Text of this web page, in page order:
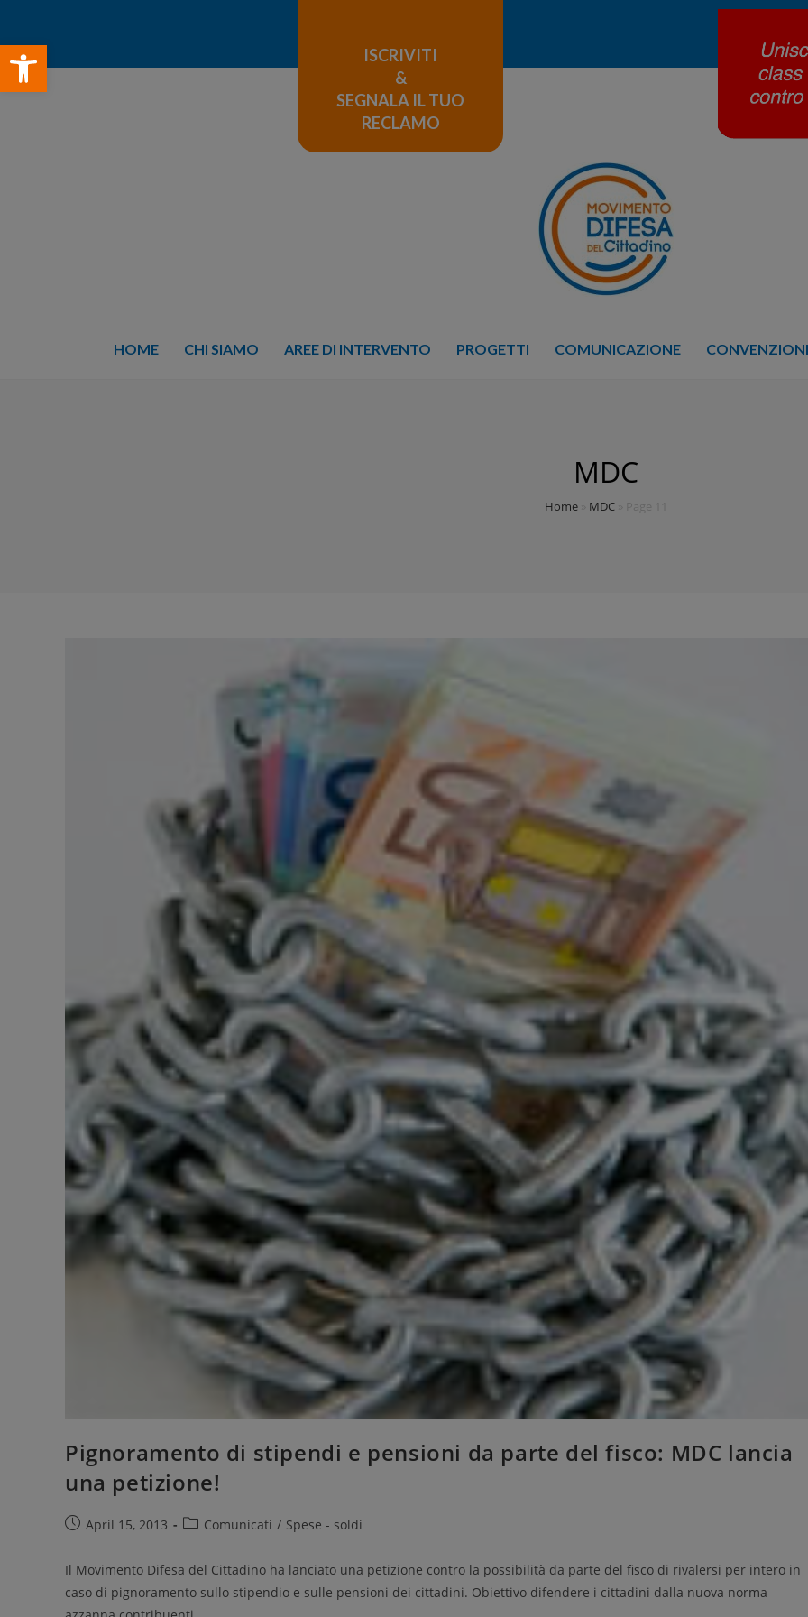
Open toolbar
ISCRIVITI
&
SEGNALA IL TUO
RECLAMO
HOME CHI SIAMO AREE DI INTERVENTO PROGETTI COMUNICAZIONE
MDC
Home MDC Page 11
Pignoramento di stipendi e pensioni da parte del fisco: MDC lancia
una petizione!
April 15, 2013 Comunicati / Spese - soldi
Il Movimento Difesa del Cittadino ha lanciato una petizione contro la possibilità da parte del fisco di rivalersi per intero in
caso di pignoramento sullo stipendio e sulle pensioni dei cittadini. Obiettivo difendere i cittadini dalla nuova norma